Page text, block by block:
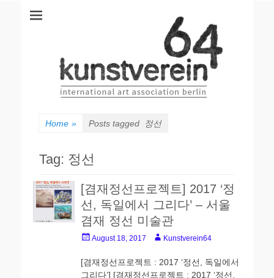
kunstverein64
Home » Posts tagged 정선
Tag: 정선
[겸재정선프로젝트] 2017 ‘정
선, 독일에서 그리다’ – 서울
겸재 정선 미술관
PostedAugust 18, 2017 AuthorKunstverein64
[겸재정선프로젝트 : 2017 ‘정선, 독일에서
그리다’] [겸재정선프로젝트 : 2017 ‘정선,